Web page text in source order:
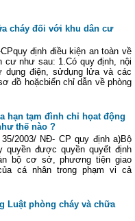
cháy đối với khu dân cư
định điều kiện an toàn về
cư như sau: 1.Có quy định, nội
điện, sửdụng lửa và các
đồ hoặcbiển chỉ dẫn về phòng
hạn tạm đình chỉ họat động
thế nào ?
2003/ NĐ- CP quy định a)Bộ
được quyền quyết định
bộ cơ sở, phương tiện giao
cá nhân trong phạm vi cả
Luật phòng cháy và chữa